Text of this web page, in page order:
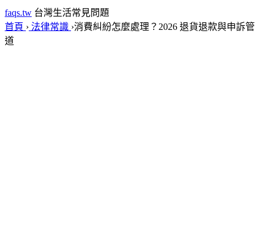
faqs.tw 台灣生活常見問題
首頁 › 法律常識 ›消費糾紛怎麼處理？2026 退貨退款與申訴管
道